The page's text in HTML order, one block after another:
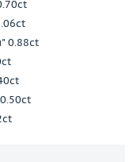
0.88ct